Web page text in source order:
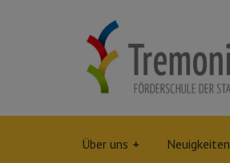
Über uns Neuigkeiten